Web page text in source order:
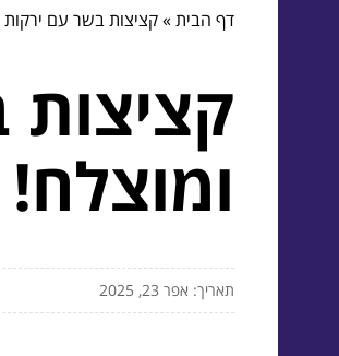
דף הבית»קציצות בשר עם ירקות
קציצות
ומוצלח!
תאריך: אפר 23, 2025